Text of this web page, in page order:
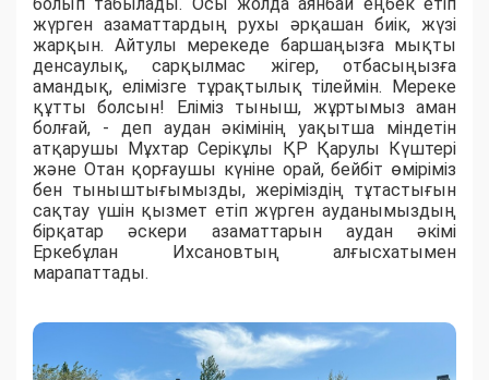
жүрген азаматтардың рухы әрқашан биік, жүзі
жарқын. Айтулы мерекеде баршаңызға мықты
денсаулық, сарқылмас жігер, отбасыңызға
амандық, елімізге тұрақтылық тілеймін. Мереке
құтты болсын! Еліміз тыныш, жұртымыз аман
болғай, - деп аудан әкімінің уақытша міндетін
атқарушы Мұхтар Серікұлы ҚР Қарулы Күштері
және Отан қорғаушы күніне орай, бейбіт өміріміз
бен тыныштығымызды, жеріміздің тұтастығын
сақтау үшін қызмет етіп жүрген ауданымыздың
бірқатар әскери азаматтарын аудан әкімі
Еркебұлан Ихсановтың алғысхатымен
марапаттады.